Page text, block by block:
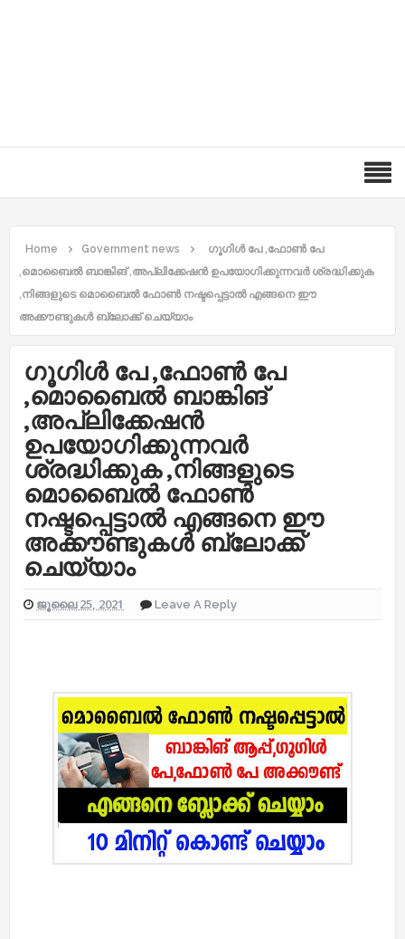
Home Government news
ഗൂഗിൾ പേ ,ഫോൺ പേ
,മൊബൈൽ ബാങ്കിങ് ,അപ്ലിക്കേഷൻ ഉപയോഗിക്കുന്നവർ ശ്രദ്ധിക്കുക
,നിങ്ങളുടെ മൊബൈൽ ഫോൺ നഷ്ടപ്പെട്ടാൽ എങ്ങനെ ഈ
അക്കൗണ്ടുകൾ ബ്ലോക്ക് ചെയ്യാം
ഗൂഗിൾ പേ ,ഫോൺ പേ
,മൊബൈൽ ബാങ്കിങ്
,അപ്ലിക്കേഷൻ
ഉപയോഗിക്കുന്നവർ
ശ്രദ്ധിക്കുക ,നിങ്ങളുടെ
മൊബൈൽ ഫോൺ
നഷ്ടപ്പെട്ടാൽ എങ്ങനെ ഈ
അക്കൗണ്ടുകൾ ബ്ലോക്ക്
ചെയ്യാം
ജൂലൈ 25, 2021 Leave A Reply